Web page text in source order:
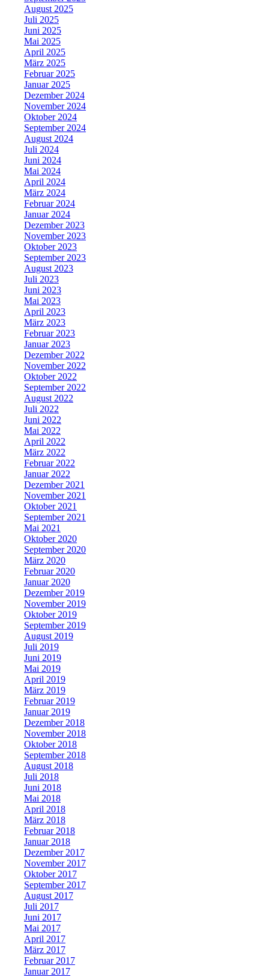
August 2025
Juli 2025
Juni 2025
Mai 2025
April 2025
März 2025
Februar 2025
Januar 2025
Dezember 2024
November 2024
Oktober 2024
September 2024
August 2024
Juli 2024
Juni 2024
Mai 2024
April 2024
März 2024
Februar 2024
Januar 2024
Dezember 2023
November 2023
Oktober 2023
September 2023
August 2023
Juli 2023
Juni 2023
Mai 2023
April 2023
März 2023
Februar 2023
Januar 2023
Dezember 2022
November 2022
Oktober 2022
September 2022
August 2022
Juli 2022
Juni 2022
Mai 2022
April 2022
März 2022
Februar 2022
Januar 2022
Dezember 2021
November 2021
Oktober 2021
September 2021
Mai 2021
Oktober 2020
September 2020
März 2020
Februar 2020
Januar 2020
Dezember 2019
November 2019
Oktober 2019
September 2019
August 2019
Juli 2019
Juni 2019
Mai 2019
April 2019
März 2019
Februar 2019
Januar 2019
Dezember 2018
November 2018
Oktober 2018
September 2018
August 2018
Juli 2018
Juni 2018
Mai 2018
April 2018
März 2018
Februar 2018
Januar 2018
Dezember 2017
November 2017
Oktober 2017
September 2017
August 2017
Juli 2017
Juni 2017
Mai 2017
April 2017
März 2017
Februar 2017
Januar 2017